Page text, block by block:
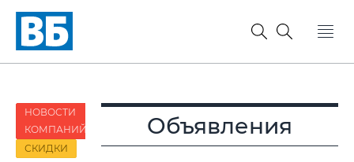
НОВОСТИ
КОМПАНИЙ
СКИДКИ
Объявления